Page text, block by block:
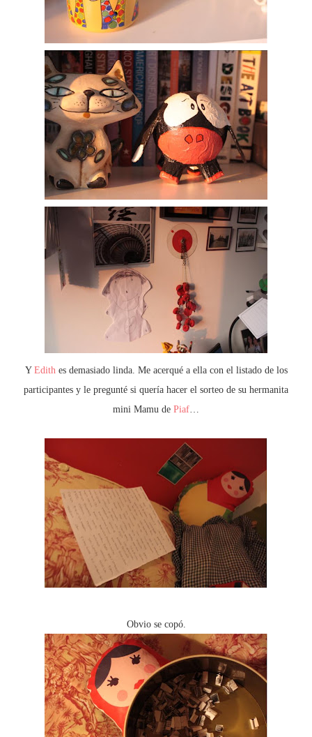
Y Edithes demasiado linda. Me acerqué a ella con el listado de los
participantes y le pregunté si quería hacer el sorteo de su hermanita
mini Mamu de Piaf…
Obvio se copó.